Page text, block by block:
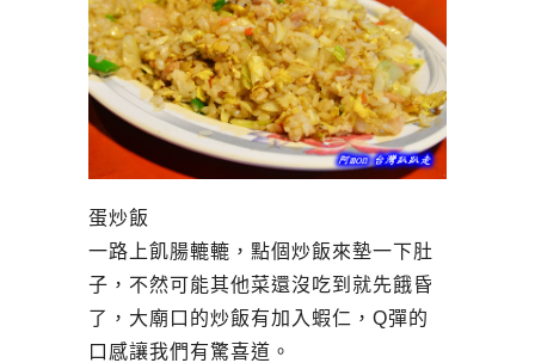
蛋炒飯
一路上飢腸轆轆，點個炒飯來墊一下肚
子，不然可能其他菜還沒吃到就先餓昏
了，大廟口的炒飯有加入蝦仁，Q彈的
口感讓我們有驚喜道。